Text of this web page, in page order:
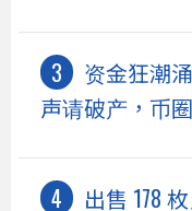
资金狂潮
声请破产，币
出售 178